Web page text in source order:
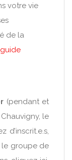
votre vie
de la
guide
(pendant et
le
d’inscrit.e.s,
le groupe de